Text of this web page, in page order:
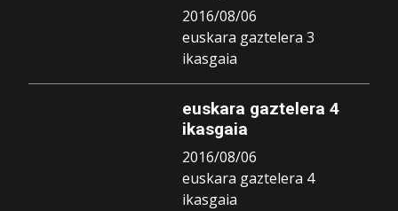
2016/08/06
euskara gaztelera 3
ikasgaia
euskara gaztelera 4
ikasgaia
2016/08/06
euskara gaztelera 4
ikasgaia